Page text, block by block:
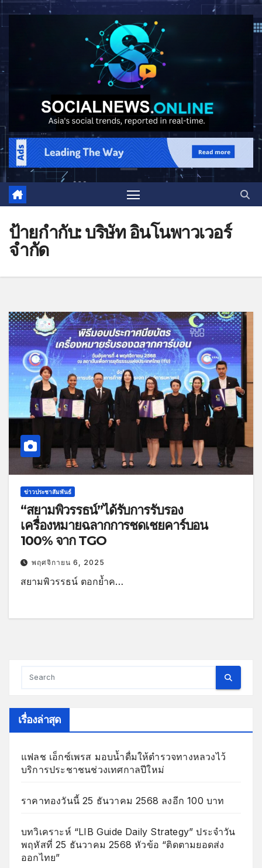
ป้ายกำกับ:บริษัท อินโนพาวเวอร์
จำกัด
ข่าวประชาสัมพันธ์
“สยามพิวรรธน์”ได้รับการรับรอง
เครื่องหมายฉลากการชดเชยคาร์บอน
100% จาก TGO
พฤศจิกายน 6, 2025
สยามพิวรรธน์ ตอกย้ำค…
เรื่องล่าสุด
แฟลช เอ็กซ์เพรส มอบน้ำดื่มให้ตำรวจทางหลวงไว้
บริการประชาชนช่วงเทศกาลปีใหม่
ราคาทองวันนี้ 25 ธันวาคม 2568 ลงอีก 100 บาท
บทวิเคราะห์ “LIB Guide Daily Strategy” ประจำวัน
พฤหัสที่ 25 ธันวาคม 2568 หัวข้อ “ติดตามยอดส่ง
ออกไทย”